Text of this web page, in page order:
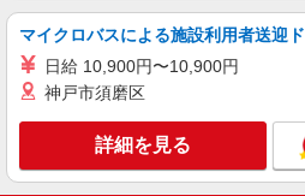
マイクロバスによる施設利用者送迎
日給 10,900円〜10,900円
神戸市須磨区
詳細を見る